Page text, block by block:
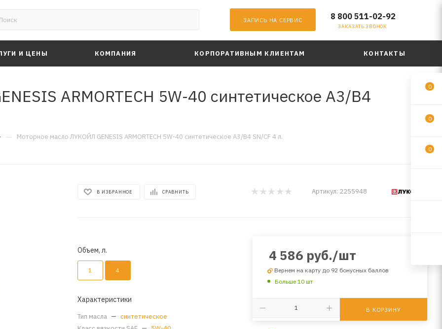
ЗАПИСЬ НА СЕРВИС 8 800 511-02-92
ЗАКАЗАТЬ ЗВОНОК
И ЦЕНЫ КОМПАНИЯ КОРПОРАТИВНЫМ КЛИЕНТАМ КОНТАКТЫ
ARMORTECH 5W-40 синтетическое A3/B4
— Моторное масло ЛУКОЙЛ GENESIS ARMORTECH 5W-40 синтетическое A3/B4 SN/CF 4 л.
В ИЗБРАННОЕ СРАВНИТЬ Артикул: 2255948
Объем, л.
1 4
Характеристики
Тип масла — синтетическое
4 586 руб./шт
Вернем на карту до 92 бонусных баллов
Больше 10 шт
В КОРЗИНУ
0
0
0